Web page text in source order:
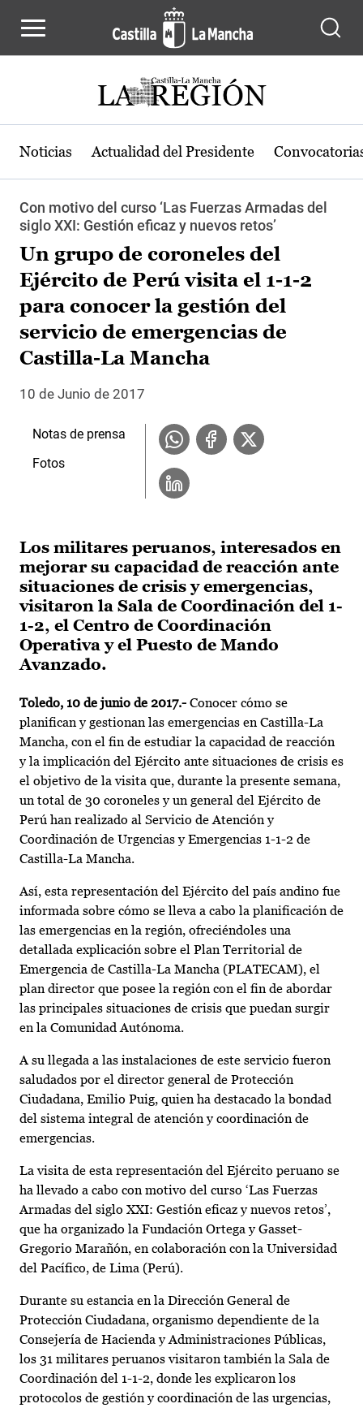
Noticias Actualidad del Presidente
Con motivo del curso ‘Las Fuerzas Armadas del
siglo XXI: Gestión eficaz y nuevos retos’
Un grupo de coroneles del
Ejército de Perú visita el 1-1-2
para conocer la gestión del
servicio de emergencias de
Castilla-La Mancha
10 de Junio de 2017
Los militares peruanos, interesados en
mejorar su capacidad de reacción ante
situaciones de crisis y emergencias,
visitaron la Sala de Coordinación del 1-
1-2, el Centro de Coordinación
Operativa y el Puesto de Mando
Avanzado.
Toledo, 10 de junio de 2017.- Conocer cómo se
planifican y gestionan las emergencias en Castilla-La
Mancha, con el fin de estudiar la capacidad de reacción
y la implicación del Ejército ante situaciones de crisis es
el objetivo de la visita que, durante la presente semana,
un total de 30 coroneles y un general del Ejército de
Perú han realizado al Servicio de Atención y
Coordinación de Urgencias y Emergencias 1-1-2 de
Castilla-La Mancha.
Así, esta representación del Ejército del país andino fue
informada sobre cómo se lleva a cabo la planificación de
las emergencias en la región, ofreciéndoles una
detallada explicación sobre el Plan Territorial de
Emergencia de Castilla-La Mancha (PLATECAM), el
plan director que posee la región con el fin de abordar
las principales situaciones de crisis que puedan surgir
en la Comunidad Autónoma.
A su llegada a las instalaciones de este servicio fueron
saludados por el director general de Protección
Ciudadana, Emilio Puig, quien ha destacado la bondad
del sistema integral de atención y coordinación de
emergencias.
La visita de esta representación del Ejército peruano se
ha llevado a cabo con motivo del curso ‘Las Fuerzas
Armadas del siglo XXI: Gestión eficaz y nuevos retos’,
que ha organizado la Fundación Ortega y Gasset-
Gregorio Marañón, en colaboración con la Universidad
del Pacífico, de Lima (Perú).
Durante su estancia en la Dirección General de
Protección Ciudadana, organismo dependiente de la
Consejería de Hacienda y Administraciones Públicas,
los 31 militares peruanos visitaron también la Sala de
Coordinación del 1-1-2, donde les explicaron los
protocolos de gestión y coordinación de las urgencias,
Notas de prensa
Fotos